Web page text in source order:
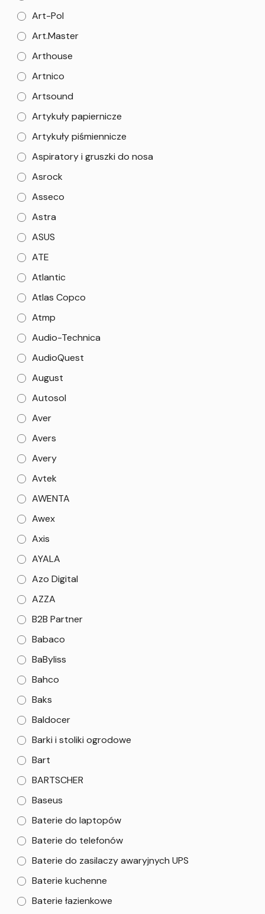
Art-Pol
Art.Master
Arthouse
Artnico
Artsound
Artykuły papiernicze
Artykuły piśmiennicze
Aspiratory i gruszki do nosa
Asrock
Asseco
Astra
ASUS
ATE
Atlantic
Atlas Copco
Atmp
Audio-Technica
AudioQuest
August
Autosol
Aver
Avers
Avery
Avtek
AWENTA
Awex
Axis
AYALA
Azo Digital
AZZA
B2B Partner
Babaco
BaByliss
Bahco
Baks
Baldocer
Barki i stoliki ogrodowe
Bart
BARTSCHER
Baseus
Baterie do laptopów
Baterie do telefonów
Baterie do zasilaczy awaryjnych UPS
Baterie kuchenne
Baterie łazienkowe